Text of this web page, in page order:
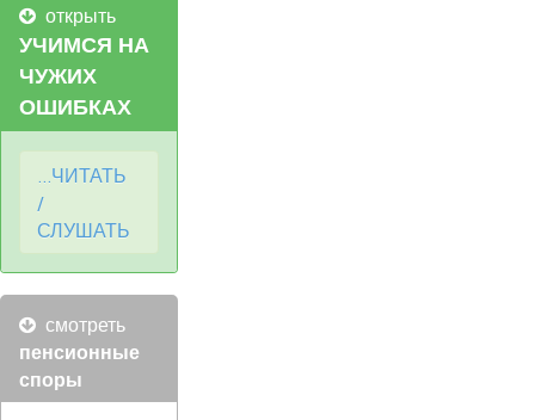
открыть
УЧИМСЯ НА
ЧУЖИХ
ОШИБКАХ
...ЧИТАТЬ
/
СЛУШАТЬ
смотреть
пенсионные
споры